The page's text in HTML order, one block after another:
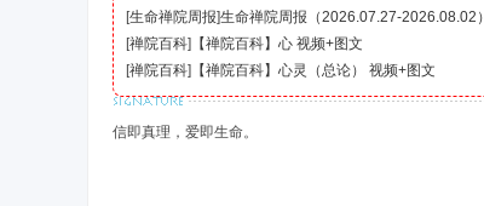
生命禅院周报（2026.07.27-2026.08.02）
[生命禅院周报]
【禅院百科】心 视频+图文
[禅院百科]
【禅院百科】心灵（总论） 视频+图文
[禅院百科]
信即真理，爱即生命。